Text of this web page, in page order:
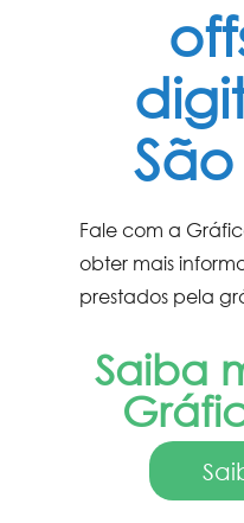
Fale com a
obter mais
prestados pela
Saiba